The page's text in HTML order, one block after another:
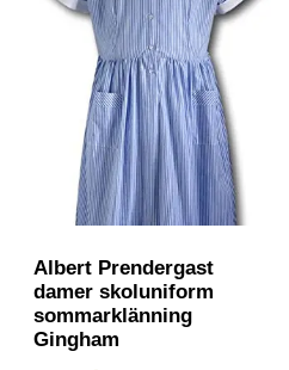
Albert Prendergast
damer skoluniform
sommarklänning
Gingham